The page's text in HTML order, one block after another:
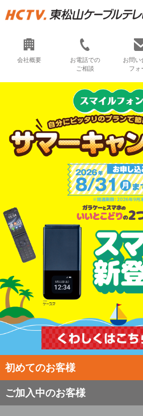
会社概要
お電話での
ご相談
お問い
フォ
初めてのお客様
ご加入中のお客様